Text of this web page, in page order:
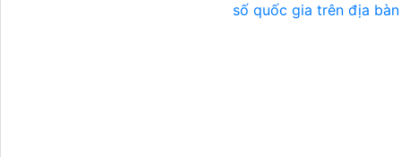
số quốc gia trên địa